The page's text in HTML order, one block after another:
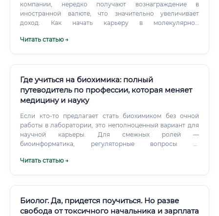
компании, нередко получают вознаграждение в
иностранной валюте, что значительно увеличивает
доход. Как начать карьеру в молекулярной
сложно, особенно если у вас уже есть другая профессия.
Читать статью →
Где учиться на биохимика: полный
путеводитель по профессии, которая меняет
медицину и науку
Если кто-то предлагает стать биохимиком без очной
работы в лаборатории, это неполноценный вариант для
научной карьеры. Для смежных ролей —
биоинформатика, регуляторные вопросы —
Читать статью →
Биолог. Да, придется поучиться. Но разве
свобода от токсичного начальника и зарплата